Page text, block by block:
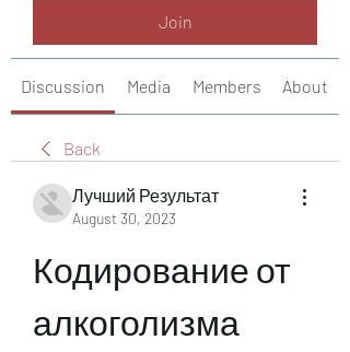
Join
Discussion Media Members About
Back
Лучший Результат
August 30, 2023
Кодирование от
алкоголизма